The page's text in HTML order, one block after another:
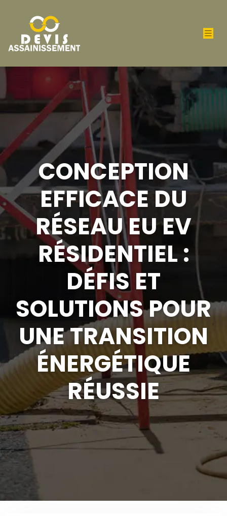
CONCEPTION
EFFICACE DU
RÉSEAU EU EV
RÉSIDENTIEL :
DÉFIS ET
SOLUTIONS POUR
UNE TRANSITION
ÉNERGÉTIQUE
RÉUSSIE